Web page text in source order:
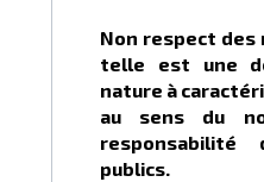
Non respect des
telle est une
nature à
au sens du
responsabilité
publics.